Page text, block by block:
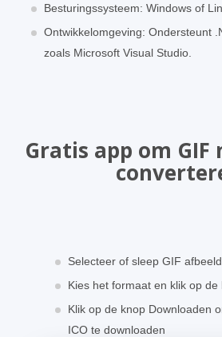
Besturingssysteem: Windows of
Ontwikkelomgeving: Ondersteunt
zoals Microsoft Visual Studio.
Gratis app om GIF
Selecteer of sleep GIF
Kies het formaat en klik op
Klik op de knop Downloaden
ICO te downloaden